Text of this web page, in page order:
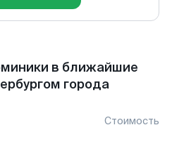
в ближайшие
города
Стоимость